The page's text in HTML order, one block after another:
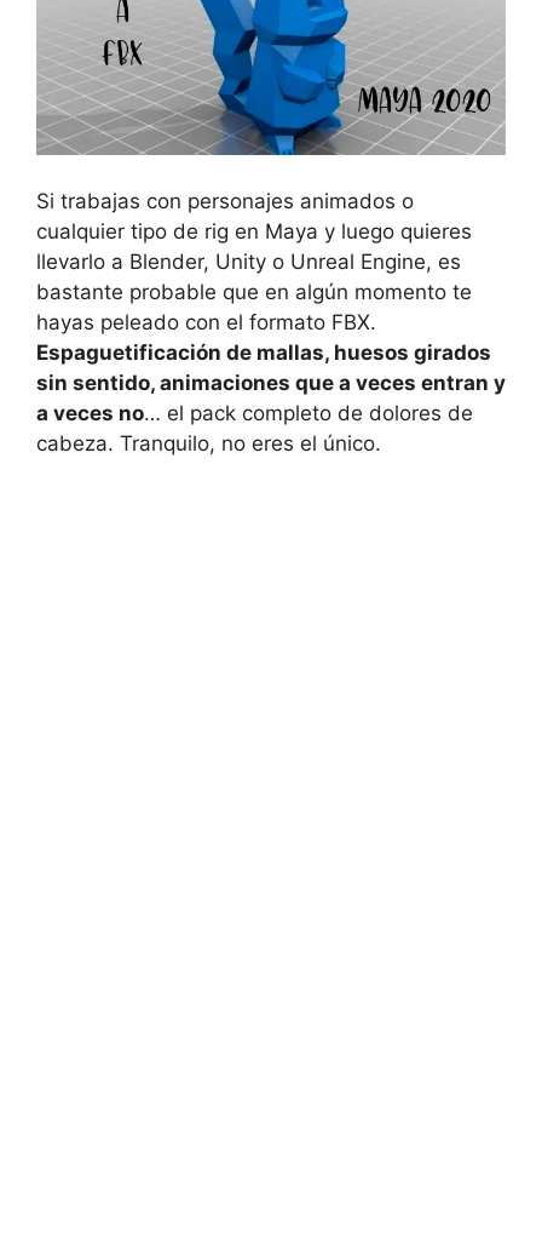
Si trabajas con personajes animados o
cualquier tipo de rig en Maya y luego quieres
llevarlo a Blender, Unity o Unreal Engine, es
bastante probable que en algún momento te
hayas peleado con el formato FBX.
Espaguetificación de mallas, huesos girados
sin sentido, animaciones que a veces entran y
a veces no… el pack completo de dolores de
cabeza. Tranquilo, no eres el único.